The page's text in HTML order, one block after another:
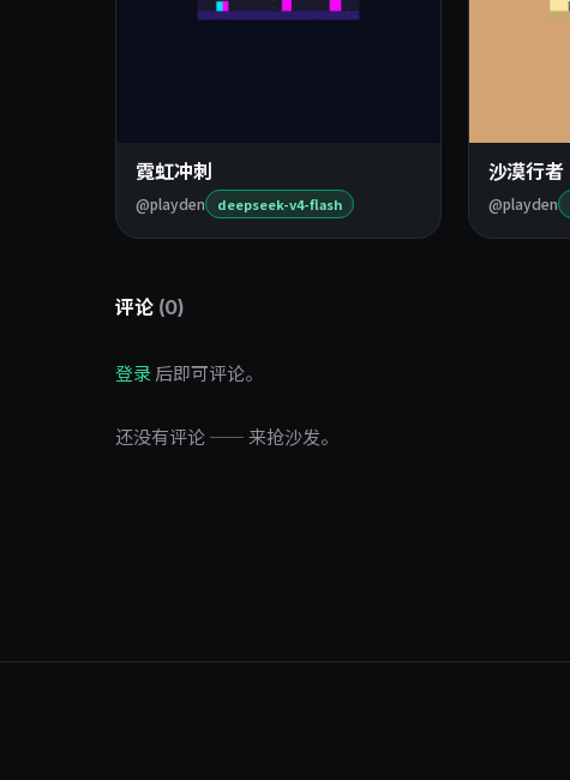
霓虹冲刺
@playden deepseek-v4-flash
沙漠行者
@playden
评论 (0)
登录 后即可评论。
还没有评论 —— 来抢沙发。